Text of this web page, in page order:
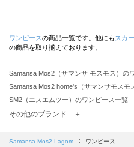
ワンピースの商品一覧です。他にも スカ
の商品を取り揃えております。
Samansa Mos2（サマンサ モスモス）の
Samansa Mos2 home's（サマンサモスモ
SM2（エスエムツー）のワンピース一覧
TSUHARU by Samansa Mos2（ツハルバ
Samansa Mos2 blue（サマンサモスモス
その他のブランド ＋
Samansa Mos2 Lagom ワンピース